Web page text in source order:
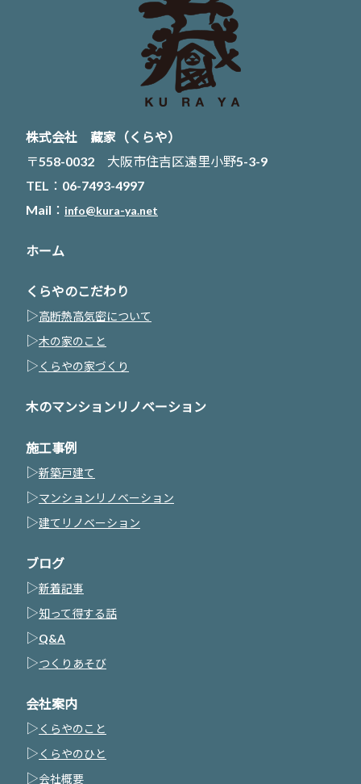
株式会社 藏家（くらや）
〒558-0032 大阪市住吉区遠里小野5-3-9
TEL：06-7493-4997
Mail： info@kura-ya.net
ホーム
くらやのこだわり
▷高断熱高気密について
▷木の家のこと
▷ くらやの家づくり
木のマンションリノベーション
施工事例
▷新築戸建て
▷マンションリノベーション
▷建てリノベーション
ブログ
▷新着記事
▷知って得する話
▷Q&A
▷つくりあそび
会社案内
▷ くらやのこと
▷ くらやのひと
▷会社概要